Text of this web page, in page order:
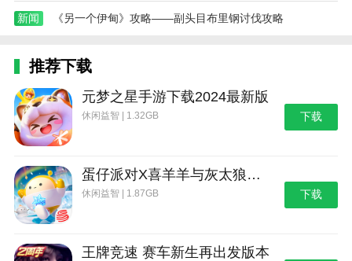
新闻 《另一个伊甸》攻略——副头目布里钢讨伐攻略
推荐下载
元梦之星手游下载2024最新版
休闲益智 | 1.32GB 下载
蛋仔派对X喜羊羊与灰太狼联动第二弹版本
休闲益智 | 1.87GB 下载
王牌竞速 赛车新生再出发版本